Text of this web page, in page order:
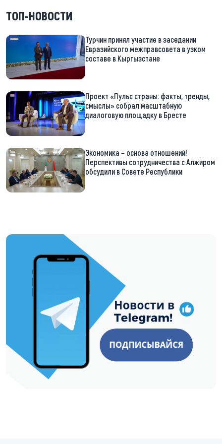
ТОП-НОВОСТИ
Турчин принял участие в заседании
Евразийского межправсовета в узком
составе в Кыргызстане
Проект «Пульс страны: факты, тренды,
смыслы» собрал масштабную
диалоговую площадку в Бресте
Экономика – основа отношений!
Перспективы сотрудничества с Алжиром
обсудили в Совете Республики
https://t.me/minskctvby